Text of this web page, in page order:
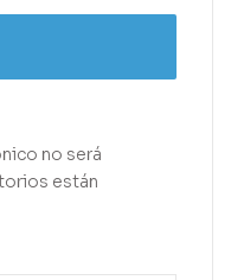
no será
están